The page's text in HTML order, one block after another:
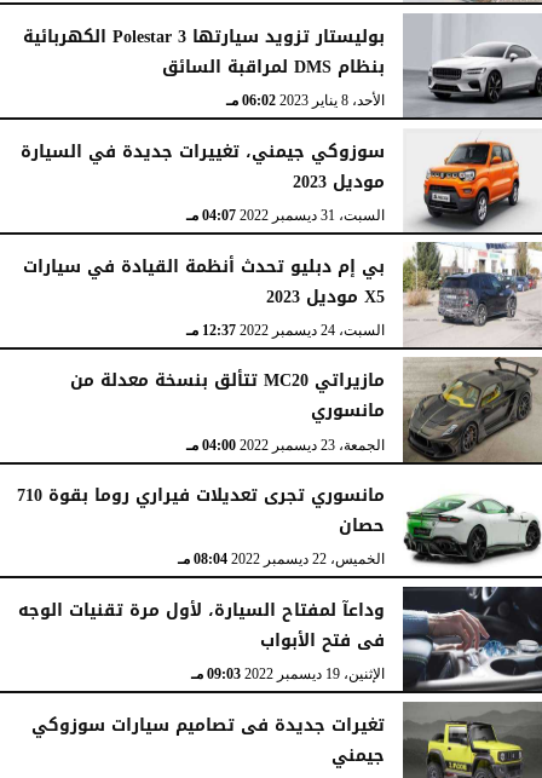
بوليستار تزويد سيارتها Polestar 3 الكهربائية
بنظام DMS لمراقبة السائق
الأحد، 8 يناير 2023 06:02 مـ
سوزوكي جيمني، تغييرات جديدة في السيارة
موديل 2023
السبت، 31 ديسمبر 2022 04:07 مـ
بي إم دبليو تحدث أنظمة القيادة في سيارات
X5 موديل 2023
السبت، 24 ديسمبر 2022 12:37 مـ
مازيراتي MC20 تتألق بنسخة معدلة من
مانسوري
الجمعة، 23 ديسمبر 2022 04:00 مـ
مانسوري تجرى تعديلات فيراري روما بقوة 710
حصان
الخميس، 22 ديسمبر 2022 08:04 مـ
وداعآ لمفتاح السيارة، لأول مرة تقنيات الوجه
فى فتح الأبواب
الإثنين، 19 ديسمبر 2022 09:03 مـ
تغيرات جديدة فى تصاميم سيارات سوزوكي
جيمني